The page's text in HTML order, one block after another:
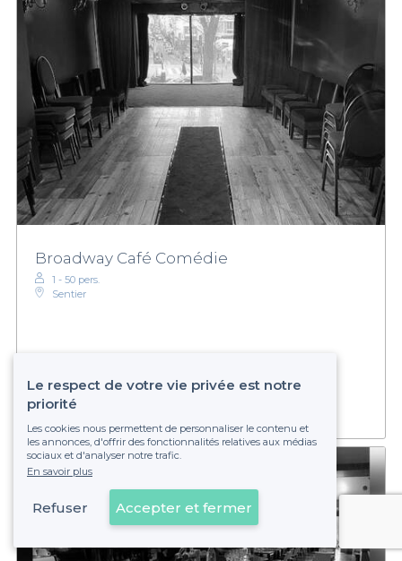
Broadway Café Comédie
1 - 50 pers.
Sentier
Voir sur la carte
Le respect de votre vie privée est notre
priorité
Les cookies nous permettent de personnaliser le contenu et
les annonces, d'offrir des fonctionnalités relatives aux médias
sociaux et d'analyser notre trafic.
En savoir plus
Refuser Accepter et fermer